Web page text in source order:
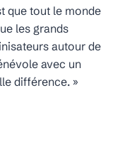
que tout le monde
les grands
autour de
avec un
différence. »